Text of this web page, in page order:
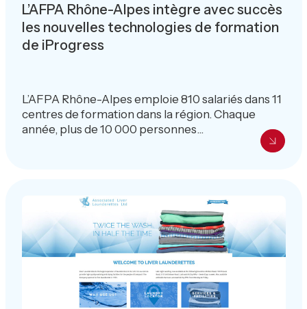
L’AFPA Rhône-Alpes intègre avec succès
les nouvelles technologies de formation
de iProgress
L’AFPA Rhône-Alpes emploie 810 salariés dans 11
centres de formation dans la région. Chaque
année, plus de 10 000 personnes...